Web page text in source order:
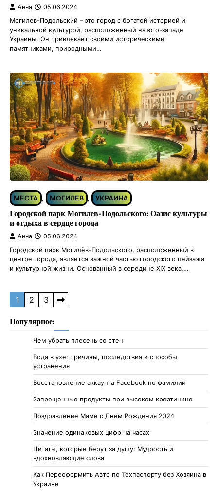
Анна 05.06.2024
Могилев-Подольский – это город с богатой историей и
уникальной культурой, расположенный на юго-западе
Украины. Он привлекает своими историческими
памятниками, природными…
МЕСТА , МОГИЛЕВ , УКРАИНА
Городской парк Могилев-Подольского: Оазис культуры
и отдыха в сердце города
Анна 05.06.2024
Городской парк Могилёв-Подольского, расположенный в
центре города, является важной частью городского пейзажа
и культурной жизни. Основанный в середине XIX века,…
Posts
pagination
1 2 3
Популярное:
Чем убрать плесень со стен
Вода в ухе: причины, последствия и способы
устранения
Восстановление аккаунта Facebook по фамилии
Запрещенные продукты при высоком креатинине
Поздравление Маме с Днем Рождения 2024
Значение одинаковых цифр на часах
Цитаты, которые берут за душу: Мудрость и
вдохновляющие слова
Как Переоформить Авто по Техпаспорту без Хозяина в
Украине